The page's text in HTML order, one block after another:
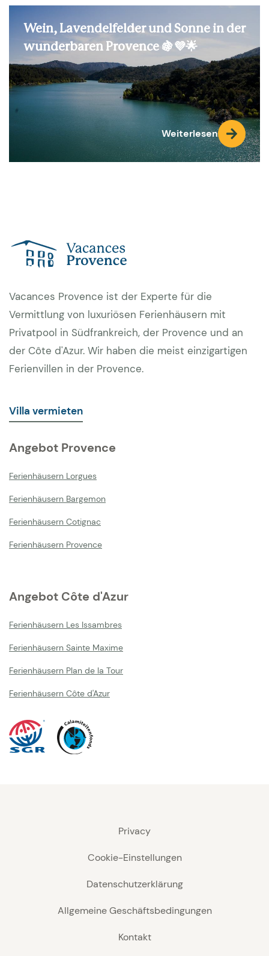
Wein, Lavendelfelder und Sonne in der
wunderbaren Provence 🍇💜🌟
Weiterlesen
Vacances Provence ist der Experte für die
Vermittlung von luxuriösen Ferienhäusern mit
Privatpool in Südfrankreich, der Provence und an
der Côte d'Azur. Wir haben die meist einzigartigen
Ferienvillen in der Provence.
Villa vermieten
Angebot Provence
Ferienhäusern Lorgues
Ferienhäusern Bargemon
Ferienhäusern Cotignac
Ferienhäusern Provence
Angebot Côte d'Azur
Ferienhäusern Les Issambres
Ferienhäusern Sainte Maxime
Ferienhäusern Plan de la Tour
Ferienhäusern Côte d'Azur
Privacy
Cookie-Einstellungen
Datenschutzerklärung
Allgemeine Geschäftsbedingungen
Kontakt